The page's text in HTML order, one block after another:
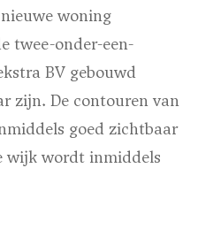
woning
twee-onder-een-
BV gebouwd
zijn. De contouren van
goed zichtbaar
wijk wordt inmiddels